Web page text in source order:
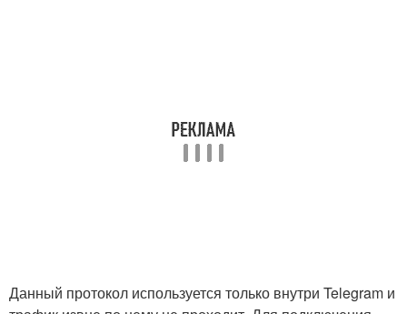
Данный протокол используется только внутри Telegram и